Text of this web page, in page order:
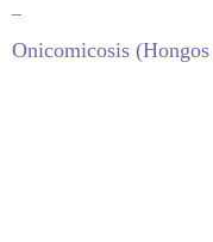
–
Onicomicosis (Hongos